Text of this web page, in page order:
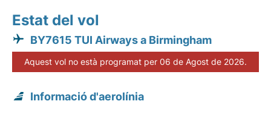
Estat del vol
BY7615 TUI Airways a Birmingham
Aquest vol no està programat per 06 de Agost de 2026.
Informació d'aerolínia